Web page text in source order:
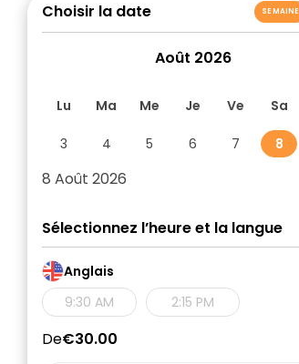
Choisir la date SEMAINE
Août 2026
Lu Ma Me Je Ve Sa
3 4 5 6 7 8
8 Août 2026
Sélectionnez l’heure et la langue
Anglais
9:30 AM
2:15 PM
De€30.00